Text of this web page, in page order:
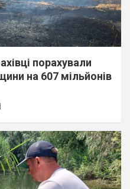
порахували
на 607 мільйонів